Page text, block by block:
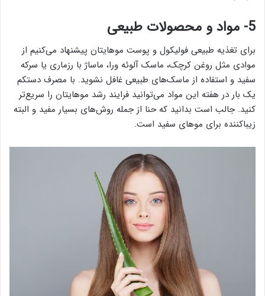
5- مواد و محصولات طبیعی
برای تغذیه طبیعی فولیکول و پوست موهایتان پیشنهاد می‌کنیم از
موادی مثل روغن کرچک، ماسک آلوئه ورا، ماساژ با رزماری یا سرکه
سفید و استفاده از ماسک‌های طبیعی غافل نشوید. با مصرف دستکم
یک بار در هفته این مواد می‌توانید فرایند رشد موهایتان را سریع‌تر
کنید. جالب است بدانید که حنا از جمله روش‌های بسیار مفید و البته
زیباکننده برای موهای سفید است.